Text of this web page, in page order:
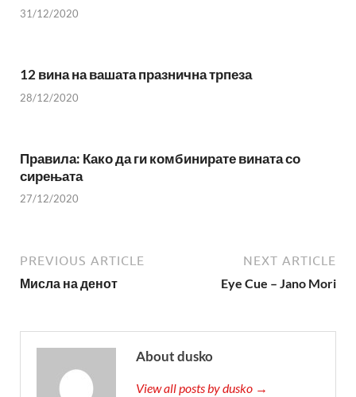
31/12/2020
12 вина на вашата празнична трпеза
28/12/2020
Правила: Како да ги комбинирате вината со
сирењата
27/12/2020
PREVIOUS ARTICLE
Мисла на денот
NEXT ARTICLE
Eye Cue – Jano Mori
About dusko
View all posts by dusko →